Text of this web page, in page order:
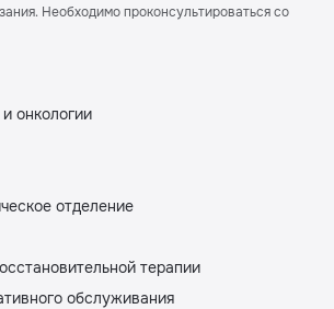
Необходимо проконсультироваться со
онкологии
отделение
терапии
обслуживания